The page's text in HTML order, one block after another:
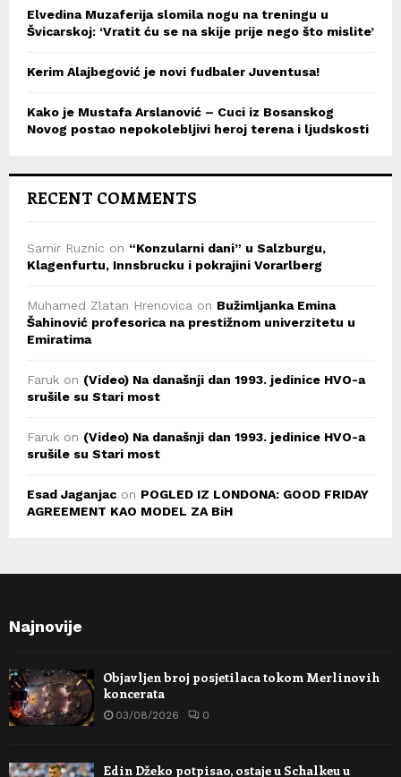
Elvedina Muzaferija slomila nogu na treningu u
Švicarskoj: ‘Vratit ću se na skije prije nego što mislite’
Kerim Alajbegović je novi fudbaler Juventusa!
Kako je Mustafa Arslanović – Cuci iz Bosanskog
Novog postao nepokolebljivi heroj terena i ljudskosti
RECENT COMMENTS
Samir Ruznic on “Konzularni dani” u Salzburgu,
Klagenfurtu, Innsbrucku i pokrajini Vorarlberg
Muhamed Zlatan Hrenovica on Bužimljanka Emina
Šahinović profesorica na prestižnom univerzitetu u
Emiratima
Faruk on (Video) Na današnji dan 1993. jedinice HVO-a
srušile su Stari most
Faruk on (Video) Na današnji dan 1993. jedinice HVO-a
srušile su Stari most
Esad Jaganjac on POGLED IZ LONDONA: GOOD FRIDAY
AGREEMENT KAO MODEL ZA BiH
Najnovije
Objavljen broj posjetilaca tokom Merlinovih
koncerata
03/08/2026 0
Edin Džeko potpisao, ostaje u Schalkeu u